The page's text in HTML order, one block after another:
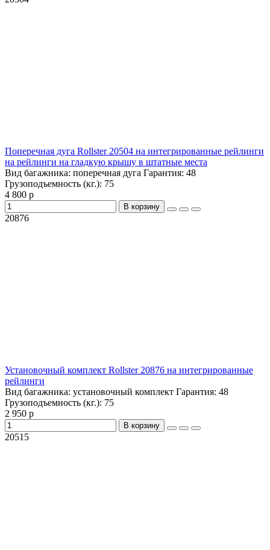
Поперечная дуга Rollster 20504 на интегрированные рейлинги
на рейлинги на гладкую крышу в штатные места
Вид багажника: поперечная дуга Гарантия: 48
Грузоподъемность (кг.): 75
4 800 р
В корзину
20876
Установочный комплект Rollster 20876 на интегрированные
рейлинги
Вид багажника: установочный комплект Гарантия: 48
Грузоподъемность (кг.): 75
2 950 р
В корзину
20515